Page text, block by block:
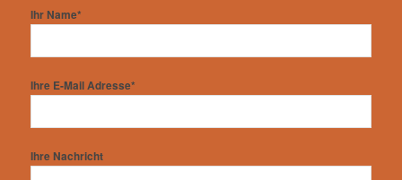
Ihr Name*
Ihre E-Mail Adresse*
Ihre Nachricht